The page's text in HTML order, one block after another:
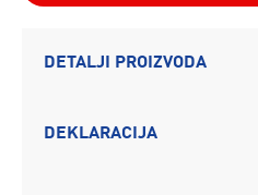
DETALJI PROIZVODA
DEKLARACIJA